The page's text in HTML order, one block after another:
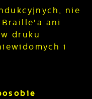
nie
Braille'a ani
druku
i